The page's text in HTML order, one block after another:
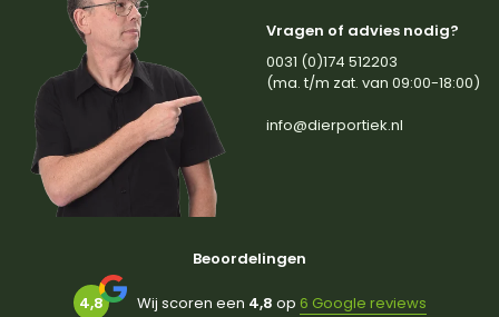
Vragen of advies nodig?
0031 (0)174 512203
(ma. t/m zat. van 09:00-18:00)
info@dierportiek.nl
Beoordelingen
4,8 Wij scoren een 4,8 op 6 Google reviews